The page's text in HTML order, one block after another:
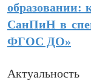
образовании:
СанПиН в
ФГОС ДО»